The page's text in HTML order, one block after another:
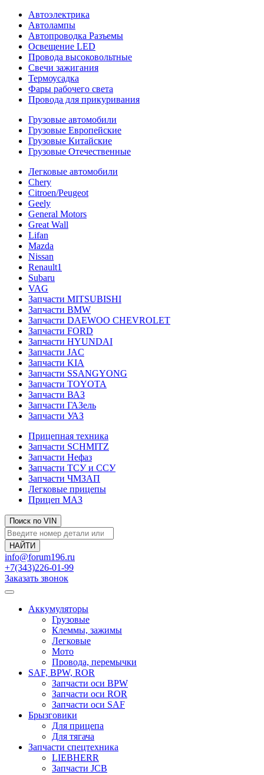
Автоэлектрика
Автолампы
Автопроводка Разъемы
Освещение LED
Провода высоковольтные
Свечи зажигания
Термоусадка
Фары рабочего света
Провода для прикуривания
Грузовые автомобили
Грузовые Европейские
Грузовые Китайские
Грузовые Отечественные
Легковые автомобили
Chery
Citroen/Peugeot
Geely
General Motors
Great Wall
Lifan
Mazda
Nissan
Renault1
Subaru
VAG
Запчасти MITSUBISHI
Запчасти BMW
Запчасти DAEWOO CHEVROLET
Запчасти FORD
Запчасти HYUNDAI
Запчасти JAC
Запчасти KIA
Запчасти SSANGYONG
Запчасти TOYOTA
Запчасти ВАЗ
Запчасти ГАЗель
Запчасти УАЗ
Прицепная техника
Запчасти SCHMITZ
Запчасти Нефаз
Запчасти ТСУ и ССУ
Запчасти ЧМЗАП
Легковые прицепы
Прицеп МАЗ
Поиск по VIN
info@forum196.ru
+7(343)226-01-99
Заказать звонок
Аккумуляторы
Грузовые
Клеммы, зажимы
Легковые
Мото
Провода, перемычки
SAF, BPW, ROR
Запчасти оси BPW
Запчасти оси ROR
Запчасти оси SAF
Брызговики
Для прицепа
Для тягача
Запчасти спецтехника
LIEBHERR
Запчасти JCB